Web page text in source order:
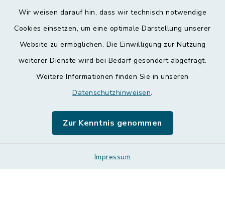
Wir weisen darauf hin, dass wir technisch notwendige
Cookies einsetzen, um eine optimale Darstellung unserer
Website zu ermöglichen. Die Einwilligung zur Nutzung
weiterer Dienste wird bei Bedarf gesondert abgefragt.
Weitere Informationen finden Sie in unseren
Datenschutzhinweisen.
Zur Kenntnis genommen
Impressum
Kontakt
Datenschutz
Leichte Sprache
Sitemap